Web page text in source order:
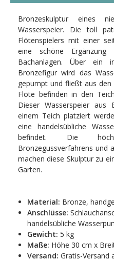
Bronzeskulptur eines
Wasserspeier. Die toll
Flötenspielers mit einer
eine schöne
Bachanlagen. Über ein
Bronzefigur wird das
gepumpt und fließt aus
Flöte befinden in den
Dieser Wasserspeier
einem Teich platziert
eine handelsübliche
befindet. Die
Bronzegussverfahrens und
machen diese Skulptur zu
Garten.
Material: Bronze,
Anschlüsse:
handelsübliche
Gewicht: 5 kg
Maße: Höhe 30 cm x
Versand: Gratis-Versand